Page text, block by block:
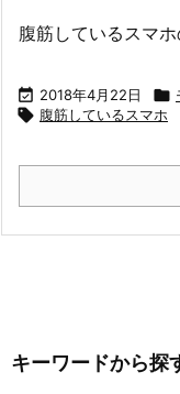
腹筋しているスマホ
 2018年4月22日 
 腹筋しているスマホ
キーワードから探